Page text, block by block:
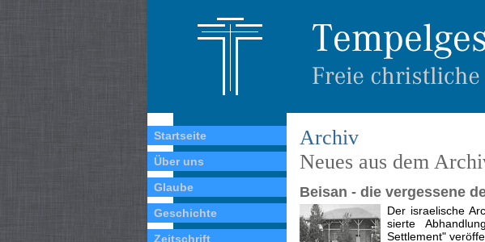
Startseite
Über uns
Glaube
Geschichte
Zeitschrift
Archiv
Neues aus dem
Beisan - die vergessene
Der israelische
sierte
Settlement"